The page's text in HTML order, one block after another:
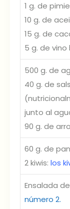
1 g. de
10 g. de
15 g. de
5 g. de vino
500 g. de
40 g. de
junto al
90 g. de
60 g. de
2 kiwis: los
Ensalada
número 2.